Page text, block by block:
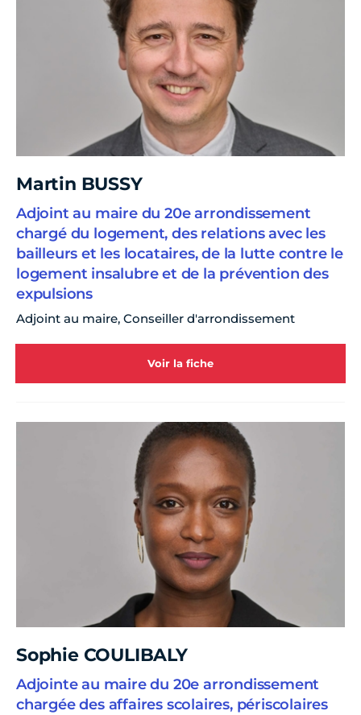
Martin BUSSY
Adjoint au maire du 20e arrondissement
chargé du logement, des relations avec les
bailleurs et les locataires, de la lutte contre le
logement insalubre et de la prévention des
expulsions
Adjoint au maire, Conseiller d'arrondissement
Voir la fiche
Sophie COULIBALY
Adjointe au maire du 20e arrondissement
chargée des affaires scolaires, périscolaires